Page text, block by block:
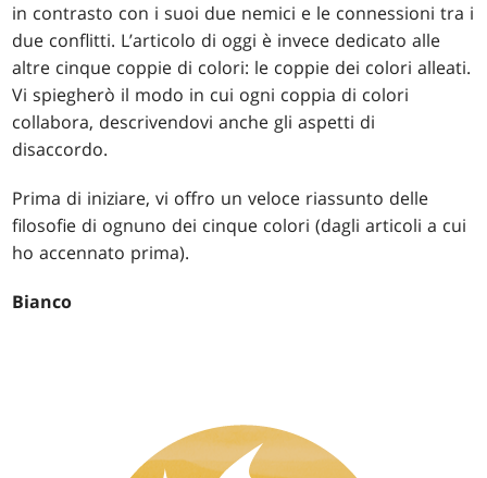
in contrasto con i suoi due nemici e le connessioni tra i
due conflitti. L’articolo di oggi è invece dedicato alle
altre cinque coppie di colori: le coppie dei colori alleati.
Vi spiegherò il modo in cui ogni coppia di colori
collabora, descrivendovi anche gli aspetti di
disaccordo.
Prima di iniziare, vi offro un veloce riassunto delle
filosofie di ognuno dei cinque colori (dagli articoli a cui
ho accennato prima).
Bianco